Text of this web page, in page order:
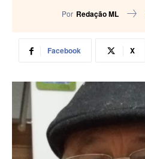
Por Redação ML
Facebook X